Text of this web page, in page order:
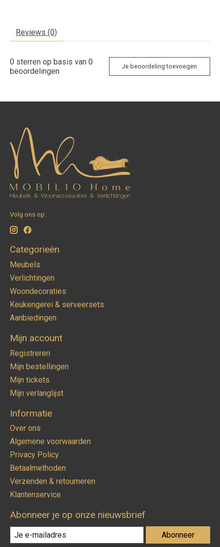
Reviews (0)
0 sterren op basis van 0
beoordelingen
Je beoordeling toevoegen
Volg ons op:
Categorieën
Meubels
Verlichtingen
Woondecoraties
Keukengerei & serveersets
Aanbiedingen
Mijn account
Registreren
Mijn bestellingen
Mijn tickets
Mijn verlanglijst
Informatie
Over ons
Algemene voorwaarden
Privacy Policy
Betaalmethoden
Verzenden & retourneren
Klantenservice
Abonneer je op onze nieuwsbrief
Abonneer